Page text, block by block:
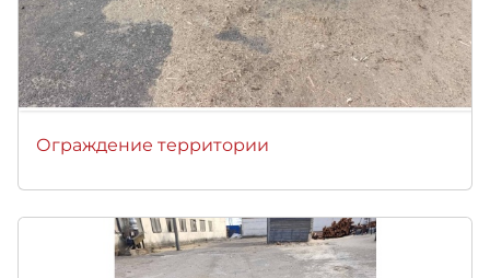
Ограждение территории